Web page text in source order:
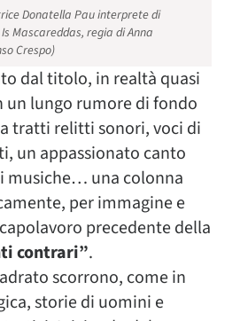
Donatella Pau interprete di
Mascareddas, regia di Anna
Crespo)
dal titolo, in realtà quasi
un lungo rumore di fondo
tratti relitti sonori, voci di
un appassionato canto
musiche… una colonna
per immagine e
precedente della
contrari”.
scorrono, come in
storie di uomini e